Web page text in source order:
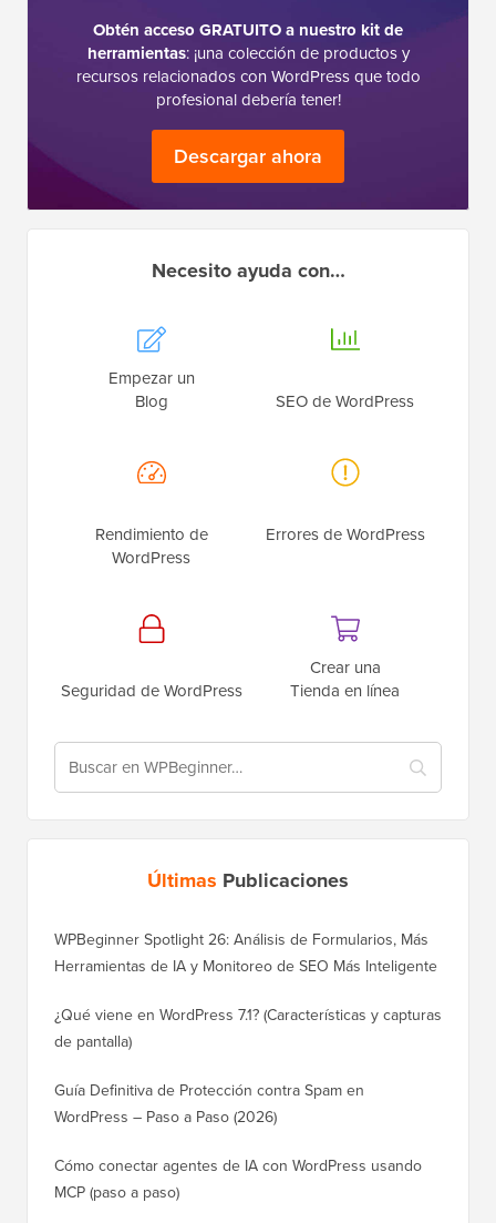
Obtén acceso GRATUITO a nuestro kit de
herramientas: ¡una colección de productos y
recursos relacionados con WordPress que todo
profesional debería tener!
Descargar ahora
Necesito ayuda con…
Empezar un
Blog
SEO de WordPress
Rendimiento de
WordPress
Errores de WordPress
Seguridad de WordPress
Crear una
Tienda en línea
Últimas Publicaciones
WPBeginner Spotlight 26: Análisis de Formularios, Más
Herramientas de IA y Monitoreo de SEO Más Inteligente
¿Qué viene en WordPress 7.1? (Características y capturas
de pantalla)
Guía Definitiva de Protección contra Spam en
WordPress – Paso a Paso (2026)
Cómo conectar agentes de IA con WordPress usando
MCP (paso a paso)